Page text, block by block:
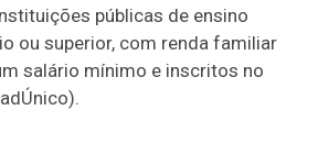
públicas de ensino
ou superior, com renda familiar
salário mínimo e inscritos no
).